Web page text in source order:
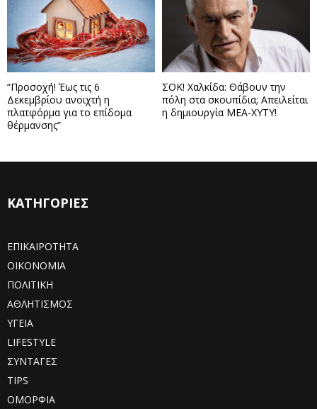
“Προσοχή! Έως τις 6
Δεκεμβρίου ανοιχτή η
πλατφόρμα για το επίδομα
θέρμανσης”
ΣΟΚ! Χαλκίδα: Θάβουν την
πόλη στα σκουπίδια; Απειλείται
η δημιουργία ΜΕΑ-ΧΥΤΥ!
ΚΑΤΗΓΟΡΙΕΣ
ΕΠΙΚΑΙΡΟΤΗΤΑ
ΟΙΚΟΝΟΜΙΑ
ΠΟΛΙΤΙΚΗ
ΑΘΛΗΤΙΣΜΟΣ
ΥΓΕΙΑ
LIFESTYLE
ΣΥΝΤΑΓΕΣ
TIPS
ΟΜΟΡΦΙΑ